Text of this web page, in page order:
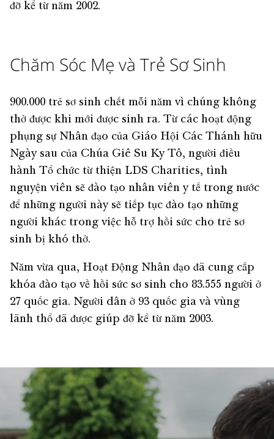
đỡ kể từ năm 2002.
Chăm Sóc Mẹ và Trẻ Sơ Sinh
900.000 trẻ sơ sinh chết mỗi năm vì chúng không
thở được khi mới được sinh ra. Từ các hoạt động
phụng sự Nhân đạo của Giáo Hội Các Thánh hữu
Ngày sau của Chúa Giê Su Ky Tô, người điều
hành Tổ chức từ thiện LDS Charities, tình
nguyện viên sẽ đào tạo nhân viên y tế trong nước
để những người này sẽ tiếp tục đào tạo những
người khác trong việc hỗ trợ hồi sức cho trẻ sơ
sinh bị khó thở.
Năm vừa qua, Hoạt Động Nhân đạo đã cung cấp
khóa đào tạo về hồi sức sơ sinh cho 83.555 người ở
27 quốc gia. Người dân ở 93 quốc gia và vùng
lãnh thổ đã được giúp đỡ kể từ năm 2003.